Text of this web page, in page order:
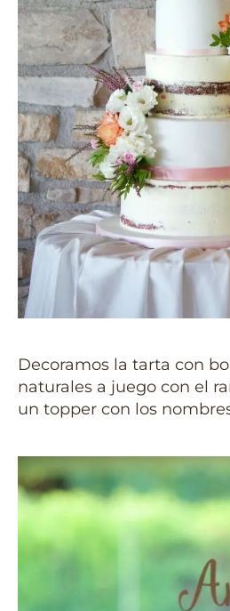
Decoramos la tarta con
naturales a juego con el
un topper con los